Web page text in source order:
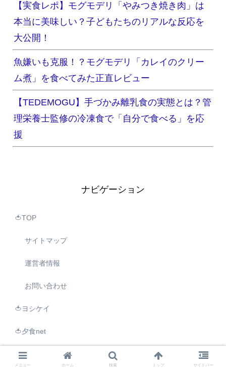
【実食レポ】モグモデリ「やみつき焼き肉」は
本当に美味しい？子どもたちのリアルな反応を
大公開！
魚嫌いも克服！？モグモデリ「カレイのクリー
ム煮」を食べてみた正直レビュー
【TEDEMOGU】手づかみ離乳食の実態とは？管
理栄養士監修の冷凍食で「自分で食べる」を応
援
ナビゲーション
🍅TOP
サイトマップ
運営者情報
お問い合わせ
🍅ヨシケイ
🍅夕食net
🍅パルシステム
メニュー ホーム 検索 トップ サイドバー